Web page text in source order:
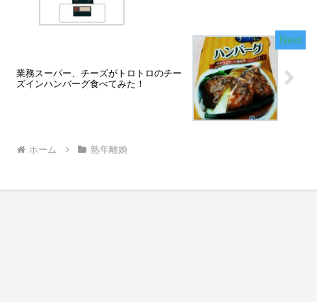
業務スーパー、チーズがトロトロのチー
ズインハンバーグ食べてみた！
ホーム 熟年離婚